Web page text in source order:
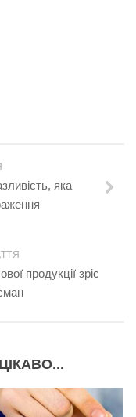
яка
продукції зріс